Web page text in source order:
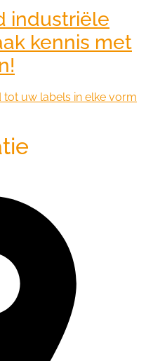
industriële
kennis met
tot uw labels in elke vorm